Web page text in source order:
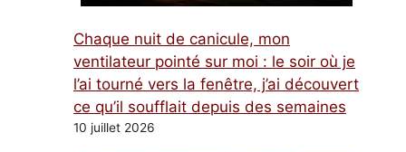
Chaque nuit de canicule, mon
ventilateur pointé sur moi : le soir où je
l’ai tourné vers la fenêtre, j’ai découvert
ce qu’il soufflait depuis des semaines
10 juillet 2026